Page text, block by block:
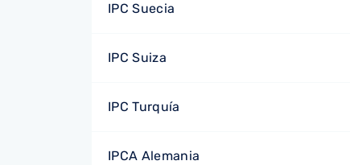
IPC Suecia
IPC Suiza
IPC Turquía
IPCA Alemania